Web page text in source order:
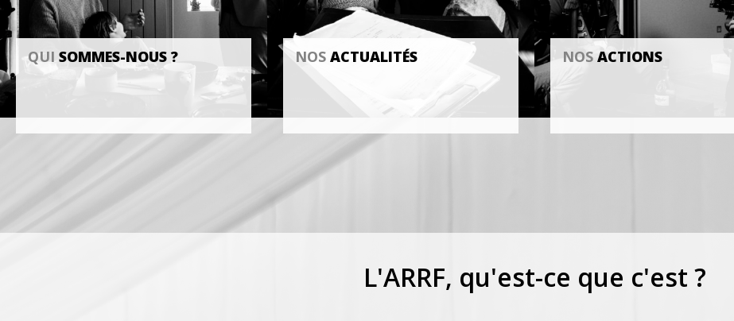
QUI SOMMES-NOUS ? NOS ACTUALITÉS NOS ACTIONS
L'ARRF, qu'est-ce que c'est ?